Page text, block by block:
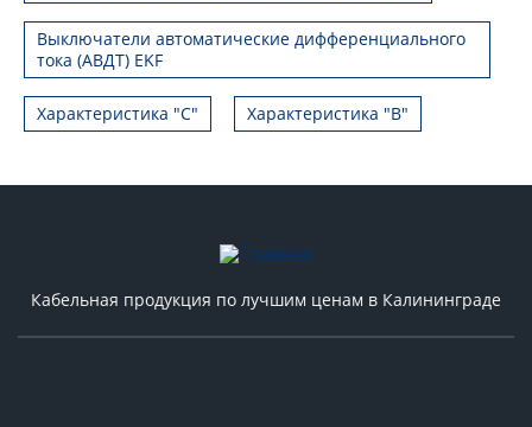
Выключатели автоматические дифференциального
тока (АВДТ) EKF
Характеристика "С" Характеристика "B"
Кабельная продукция по лучшим ценам в Калининграде